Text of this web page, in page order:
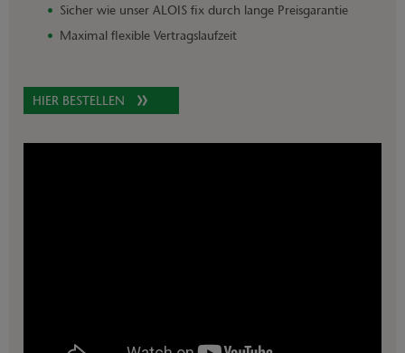
Sicher wie unser ALOIS fix durch lange Preisgarantie
Maximal flexible Vertragslaufzeit
HIER BESTELLEN